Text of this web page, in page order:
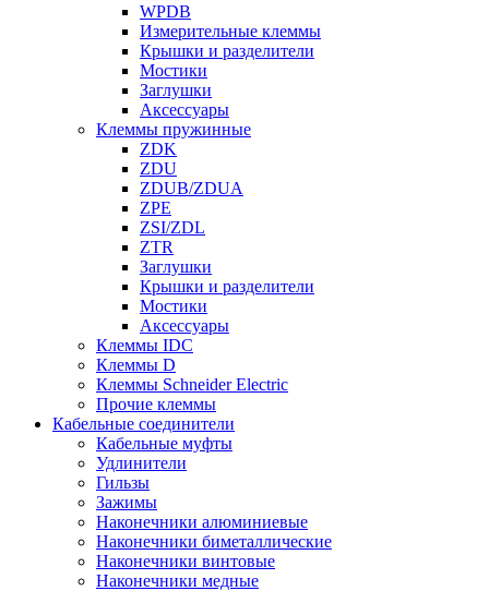
WPDB
Измерительные клеммы
Крышки и разделители
Мостики
Заглушки
Аксессуары
Клеммы пружинные
ZDK
ZDU
ZDUB/ZDUA
ZPE
ZSI/ZDL
ZTR
Заглушки
Крышки и разделители
Мостики
Аксессуары
Клеммы IDC
Клеммы D
Клеммы Schneider Electric
Прочие клеммы
Кабельные соединители
Кабельные муфты
Удлинители
Гильзы
Зажимы
Наконечники алюминиевые
Наконечники биметаллические
Наконечники винтовые
Наконечники медные